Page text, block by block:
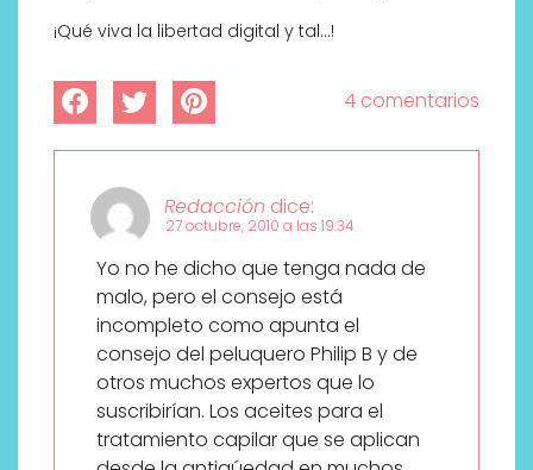
¡Qué viva la libertad digital y tal…!
4 comentarios
Redacción dice:
27 octubre, 2010 a las 19:34
Yo no he dicho que tenga nada de
malo, pero el consejo está
incompleto como apunta el
consejo del peluquero Philip B y de
otros muchos expertos que lo
suscribirían. Los aceites para el
tratamiento capilar que se aplican